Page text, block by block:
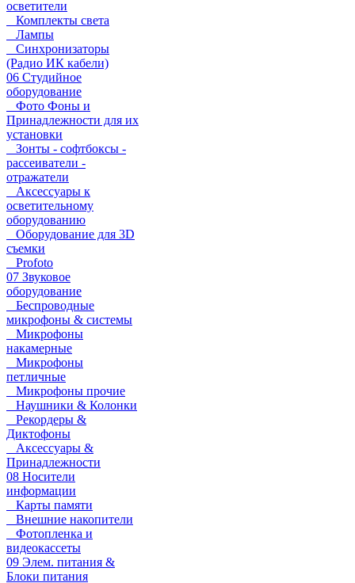
осветители
Комплекты света
Лампы
Синхронизаторы
(Радио ИК кабели)
06 Студийное
оборудование
Фото Фоны и
Принадлежности для их
установки
Зонты - софтбоксы -
рассеиватели -
отражатели
Аксессуары к
осветительному
оборудованию
Оборудование для 3D
съемки
Profoto
07 Звуковое
оборудование
Беспроводные
микрофоны & системы
Микрофоны
накамерные
Микрофоны
петличные
Микрофоны прочие
Наушники & Колонки
Рекордеры &
Диктофоны
Аксессуары &
Принадлежности
08 Носители
информации
Карты памяти
Внешние накопители
Фотопленка и
видеокассеты
09 Элем. питания &
Блоки питания